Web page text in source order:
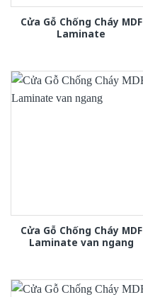
Cửa Gỗ Chống Cháy MDF
Laminate
Cửa Gỗ Chống Cháy MDF
Laminate van ngang